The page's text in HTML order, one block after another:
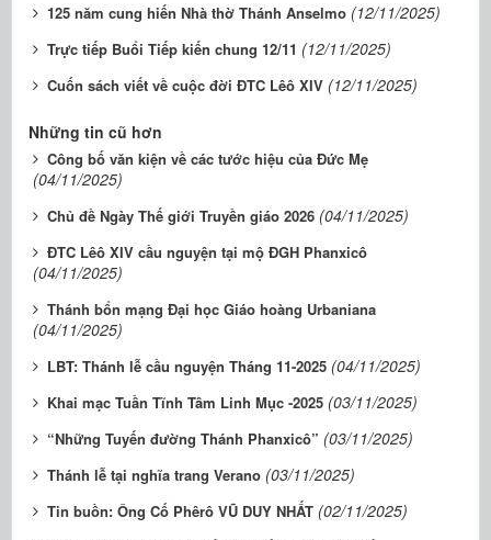
125 năm cung hiến Nhà thờ Thánh Anselmo (12/11/2025)
Trực tiếp Buổi Tiếp kiến chung 12/11 (12/11/2025)
Cuốn sách viết về cuộc đời ĐTC Lêô XIV (12/11/2025)
Những tin cũ hơn
Công bố văn kiện về các tước hiệu của Đức Mẹ
(04/11/2025)
Chủ đề Ngày Thế giới Truyền giáo 2026 (04/11/2025)
ĐTC Lêô XIV cầu nguyện tại mộ ĐGH Phanxicô
(04/11/2025)
Thánh bổn mạng Đại học Giáo hoàng Urbaniana
(04/11/2025)
LBT: Thánh lễ cầu nguyện Tháng 11-2025 (04/11/2025)
Khai mạc Tuần Tĩnh Tâm Linh Mục -2025 (03/11/2025)
“Những Tuyến đường Thánh Phanxicô” (03/11/2025)
Thánh lễ tại nghĩa trang Verano (03/11/2025)
Tin buồn: Ông Cố Phêrô VŨ DUY NHẤT (02/11/2025)